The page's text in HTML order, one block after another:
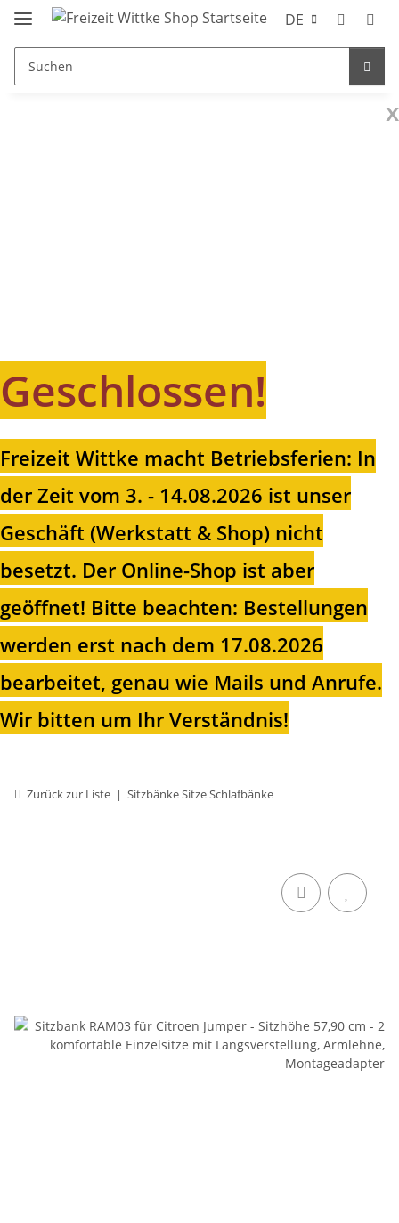
DE
x
Geschlossen!
Freizeit Wittke macht Betriebsferien: In
der Zeit vom 3. - 14.08.2026 ist unser
Geschäft (Werkstatt & Shop) nicht
besetzt. Der Online-Shop ist aber
geöffnet! Bitte beachten: Bestellungen
werden erst nach dem 17.08.2026
bearbeitet, genau wie Mails und Anrufe.
Wir bitten um Ihr Verständnis!
Zurück zur Liste Sitzbänke Sitze Schlafbänke